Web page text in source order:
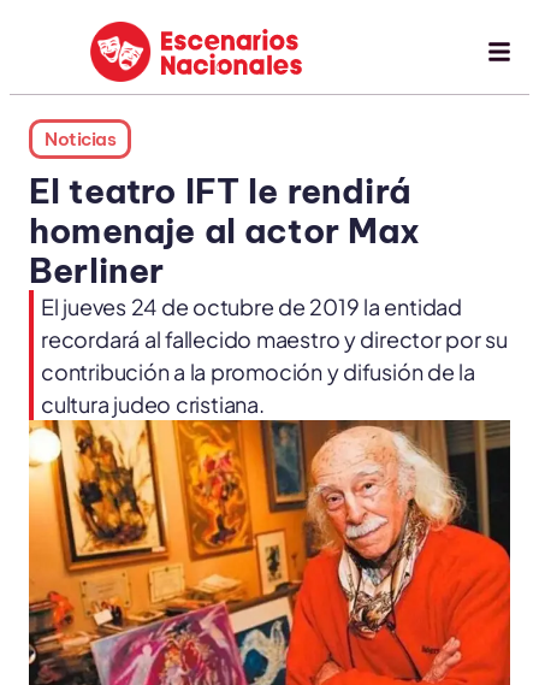
Noticias
El teatro IFT le rendirá
homenaje al actor Max
Berliner
El jueves 24 de octubre de 2019 la entidad
recordará al fallecido maestro y director por su
contribución a la promoción y difusión de la
cultura judeo cristiana.